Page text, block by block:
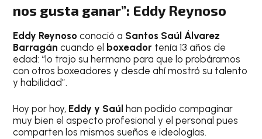
nos gusta ganar”: Eddy Reynoso
Eddy Reynoso conoció a Santos Saúl Álvarez
Barragán cuando el boxeador tenía 13 años de
edad: “lo trajo su hermano para que lo probáramos
con otros boxeadores y desde ahí mostró su talento
y habilidad”.
Hoy por hoy, Eddy y Saúl han podido compaginar
muy bien el aspecto profesional y el personal pues
comparten los mismos sueños e ideologías.